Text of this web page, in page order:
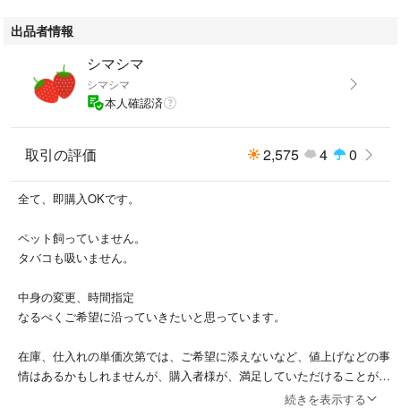
出品者情報
シマシマ
シマシマ
本人確認済
取引の評価 2,575 4 0
全て、即購入OKです。
ペット飼っていません。
タバコも吸いません。
中身の変更、時間指定
なるべくご希望に沿っていきたいと思っています。
在庫、仕入れの単価次第では、ご希望に添えないなど、値上げなどの事
情はあるかもしれませんが、購入者様が、満足していただけることが、
続きを表示する